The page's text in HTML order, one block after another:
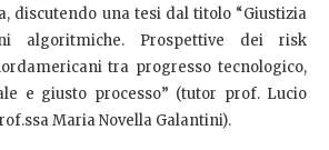
discutendo una tesi dal titolo “Giustizia
algoritmiche. Prospettive dei risk
tra progresso tecnologico,
e giusto processo” (tutor prof. Lucio
Maria Novella Galantini).